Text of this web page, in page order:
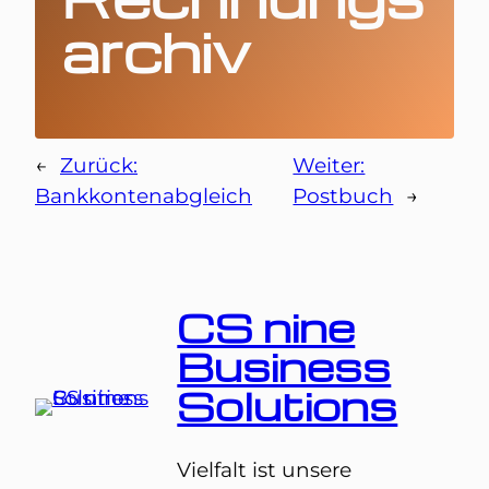
archiv
← Zurück:
Bankkontenabgleich
Weiter:
Postbuch
→
CS nine
Business
Solutions
Vielfalt ist unsere